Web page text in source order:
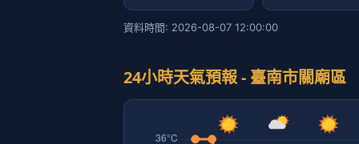
資料時間: 2026-08-07 12:00:00
24小時天氣預報 - 臺南市關廟區